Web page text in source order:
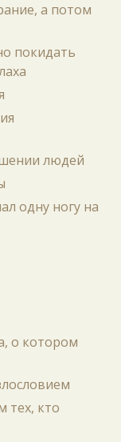
а потом
покидать
людей
одну ногу на
о котором
тех, кто